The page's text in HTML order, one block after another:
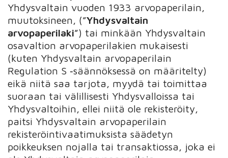
Yhdysvaltain vuoden 1933 arvopaperilain,
muutoksineen, (”Yhdysvaltain
arvopaperilaki”) tai minkään Yhdysvaltain
osavaltion arvopaperilakien mukaisesti
(kuten Yhdysvaltain arvopaperilain
Regulation S ‑säännöksessä on määritelty)
eikä niitä saa tarjota, myydä tai toimittaa
suoraan tai välillisesti Yhdysvalloissa tai
Yhdysvaltoihin, ellei niitä ole rekisteröity,
paitsi Yhdysvaltain arvopaperilain
rekisteröintivaatimuksista säädetyn
poikkeuksen nojalla tai transaktiossa, joka ei